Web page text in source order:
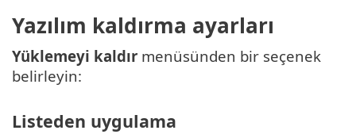
Yazılım kaldırma ayarları
Yüklemeyi kaldır menüsünden bir seçenek
belirleyin:
Listeden uygulama